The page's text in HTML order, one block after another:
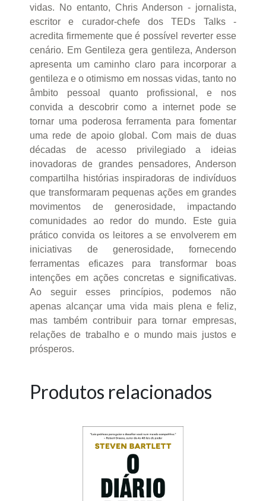
vidas. No entanto, Chris Anderson - jornalista,
escritor e curador-chefe dos TEDs Talks -
acredita firmemente que é possível reverter esse
cenário. Em Gentileza gera gentileza, Anderson
apresenta um caminho claro para incorporar a
gentileza e o otimismo em nossas vidas, tanto no
âmbito pessoal quanto profissional, e nos
convida a descobrir como a internet pode se
tornar uma poderosa ferramenta para fomentar
uma rede de apoio global. Com mais de duas
décadas de acesso privilegiado a ideias
inovadoras de grandes pensadores, Anderson
compartilha histórias inspiradoras de indivíduos
que transformaram pequenas ações em grandes
movimentos de generosidade, impactando
comunidades ao redor do mundo. Este guia
prático convida os leitores a se envolverem em
iniciativas de generosidade, fornecendo
ferramentas eficazes para transformar boas
intenções em ações concretas e significativas.
Ao seguir esses princípios, podemos não
apenas alcançar uma vida mais plena e feliz,
mas também contribuir para tornar empresas,
relações de trabalho e o mundo mais justos e
prósperos.
Produtos relacionados